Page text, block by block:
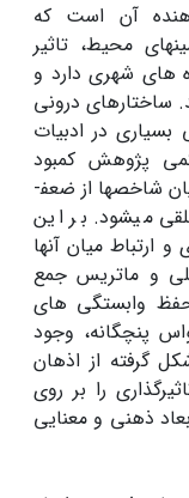
آن است که
محیط، تاثیر
های شهری دارد و
ساختارهای درونی
بسیاری در ادبیات
پژوهش کمبود
شاخص­ها از ضعف­
می­شود. بر این
ارتباط میان آن­ها
و ماتریس جمع
وابستگی­ های
پنچگانه، وجود
گرفته از اذهان
را بر روی
ذهنی و معنایی